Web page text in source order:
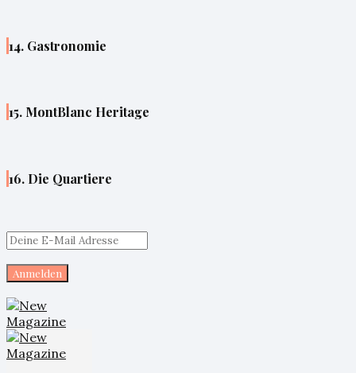
14. Gastronomie
15. MontBlanc Heritage
16. Die Quartiere